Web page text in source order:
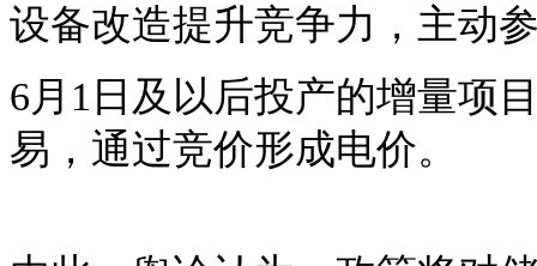
设备改造提升竞争力，主动
6月1日及以后投产的增量项
易，通过竞价形成电价。